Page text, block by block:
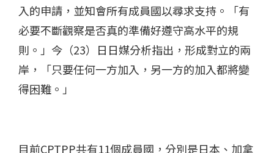
入的申請，並知會所有成員國以尋求支持。「有
必要不斷觀察是否真的準備好遵守高水平的規
則。」今（23）日日媒分析指出，形成對立的兩
岸，「只要任何一方加入，另一方的加入都將變
得困難。」
目前CPTPP共有11個成員國，分別是日本、加拿